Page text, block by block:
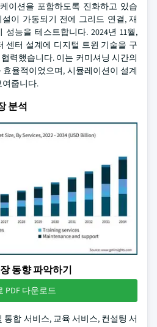
이션을 포함하도록 진화하고 있습
이 가동되기 전에 그리드 연결, 재
능을 테스트합니다. 2024년 11월,
센터 설계에 디지털 트윈 기술을 구
력했습니다. 이는 커미셔닝 시간의
율적이었으며, 시뮬레이션이 설계
여줍니다.
분석
동향 파악하기
PDF 다운로드
합 서비스, 교육 서비스, 컨설팅 서